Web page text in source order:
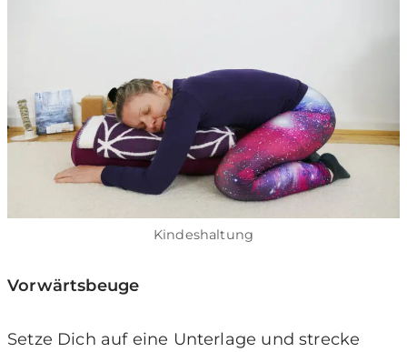
Kindeshaltung
Vorwärtsbeuge
Setze Dich auf eine Unterlage und strecke